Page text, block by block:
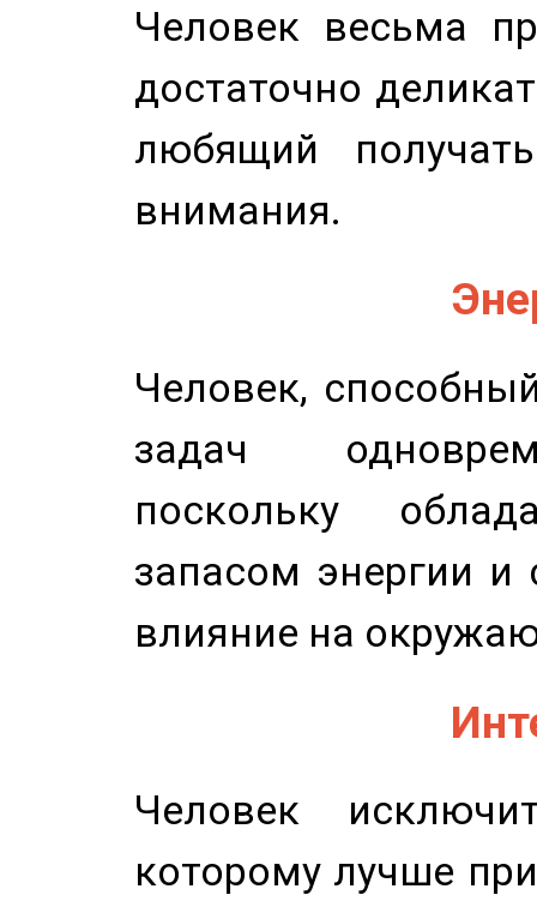
Человек весьма
достаточно
любящий
внимания.
Человек,
задач
поскольку
запасом энергии и
влияние на
Человек
которому лучше